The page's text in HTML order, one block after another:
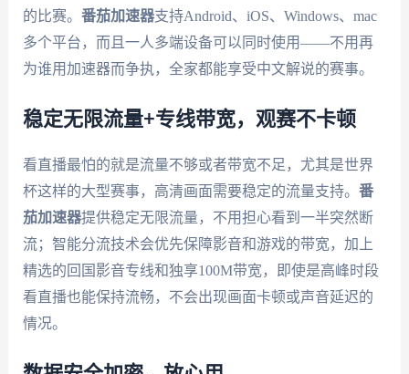
的比赛。 番茄加速器支持Android、iOS、Windows、mac
多个平台，而且一人多端设备可以同时使用——不用再
为谁用加速器而争执，全家都能享受中文解说的赛事。
稳定无限流量+专线带宽，观赛不卡顿
看直播最怕的就是流量不够或者带宽不足，尤其是世界
杯这样的大型赛事，高清画面需要稳定的流量支持。 番
茄加速器提供稳定无限流量，不用担心看到一半突然断
流；智能分流技术会优先保障影音和游戏的带宽，加上
精选的回国影音专线和独享100M带宽，即使是高峰时段
看直播也能保持流畅，不会出现画面卡顿或声音延迟的
情况。